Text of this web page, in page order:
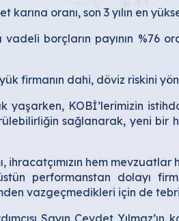
oranı, son 3 yılın en
borçların payının %76
firmanın dahi, döviz riskini
yaşarken, KOBİ’lerimizin
sağlanarak, yeni bir
ihracatçımızın hem
performanstan dolayı
vazgeçmedikleri için de
Sayın Cevdet